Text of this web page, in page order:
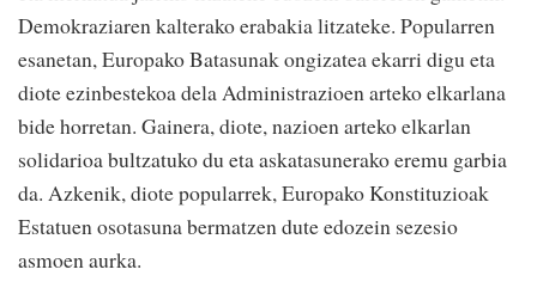
Demokraziaren kalterako erabakia litzateke. Popularren
esanetan, Europako Batasunak ongizatea ekarri digu eta
diote ezinbestekoa dela Administrazioen arteko elkarlana
bide horretan. Gainera, diote, nazioen arteko elkarlan
solidarioa bultzatuko du eta askatasunerako eremu garbia
da. Azkenik, diote popularrek, Europako Konstituzioak
Estatuen osotasuna bermatzen dute edozein sezesio
asmoen aurka.